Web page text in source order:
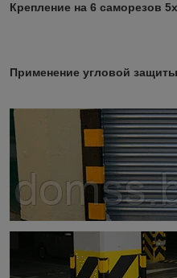
Крепление на 6 саморезов
Применение угловой